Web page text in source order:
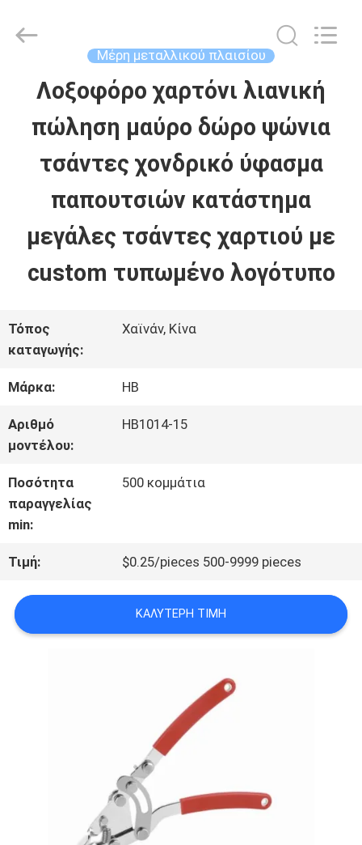
ΣΠΊΤΙ
ΠΡΟΪΌΝΤΑ
ΣΧΕΤΙΚΆ
ΜΕ
ΕΜΆΣ
ΕΠΙΣΚΈΨΕΙΣ
ΣΤΟ
ΕΡΓΟΣΤΆΣΙΟ
ΈΛΕΓΧΟΣ
ΠΟΙΌΤΗΤΑΣ
ΕΠΙΚΟΙΝΩΝΉΣΤΕ
ΜΑΖΊ
ΖΗΤΉΣΤΕ
Developed
Μέρη μεταλλικού πλαισίου
Λοξοφόρο χαρτόνι λιανική
πώληση μαύρο δώρο ψώνια
τσάντες χονδρικό ύφασμα
παπουτσιών κατάστημα
μεγάλες τσάντες χαρτιού με
custom τυπωμένο λογότυπο
Τόπος
καταγωγής:
Χαϊνάν, Κίνα
Μάρκα: HB
Αριθμό
μοντέλου:
HB1014-15
Ποσότητα
παραγγελίας
min:
500 κομμάτια
Τιμή: $0.25/pieces 500-9999 pieces
ΚΑΛΎΤΕΡΗ ΤΙΜΉ